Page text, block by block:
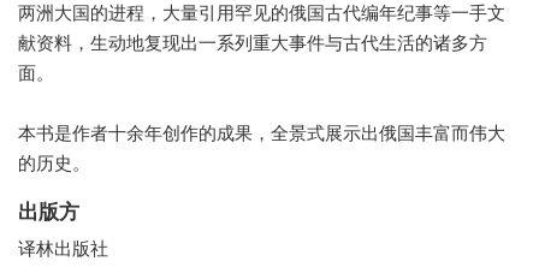
两洲大国的进程，大量引用罕见的俄国古代编年纪事等一手文
献资料，生动地复现出一系列重大事件与古代生活的诸多方
面。
本书是作者十余年创作的成果，全景式展示出俄国丰富而伟大
的历史。
出版方
译林出版社